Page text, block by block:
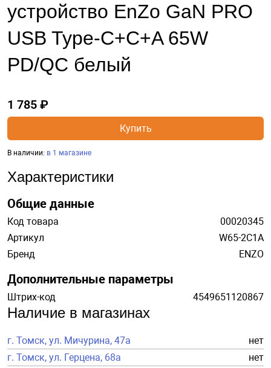
устройство EnZo GaN PRO
USB Type-C+C+A 65W
PD/QC белый
1 785 ₽
Купить
В наличии: в 1 магазине
Характеристики
Общие данные
Код товара
00020345
Артикул
W65-2C1A
Бренд
ENZO
Дополнительные параметры
Штрих-код 4549651120867
Наличие в магазинах
г. Томск, ул. Мичурина, 47а
нет
г. Томск, ул. Герцена, 68а
нет